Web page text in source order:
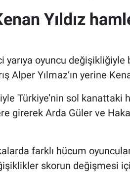
Yıldız
oyuncu değişikliğiyle
Alper Yılmaz’ın yerine
Türkiye’nin sol kanattaki
girerek Arda Güler ve
farklı hücum
skorun değişmesi